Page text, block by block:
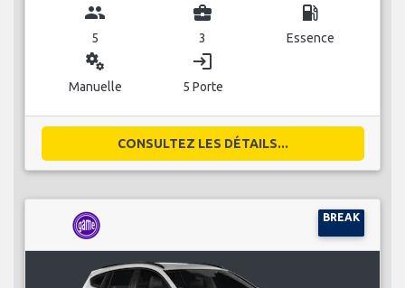
group
5
business_center
3
local_gas_station
Essence
miscellaneous_services
Manuelle
login
5 Porte
CONSULTEZ LES DÉTAILS...
BREAK